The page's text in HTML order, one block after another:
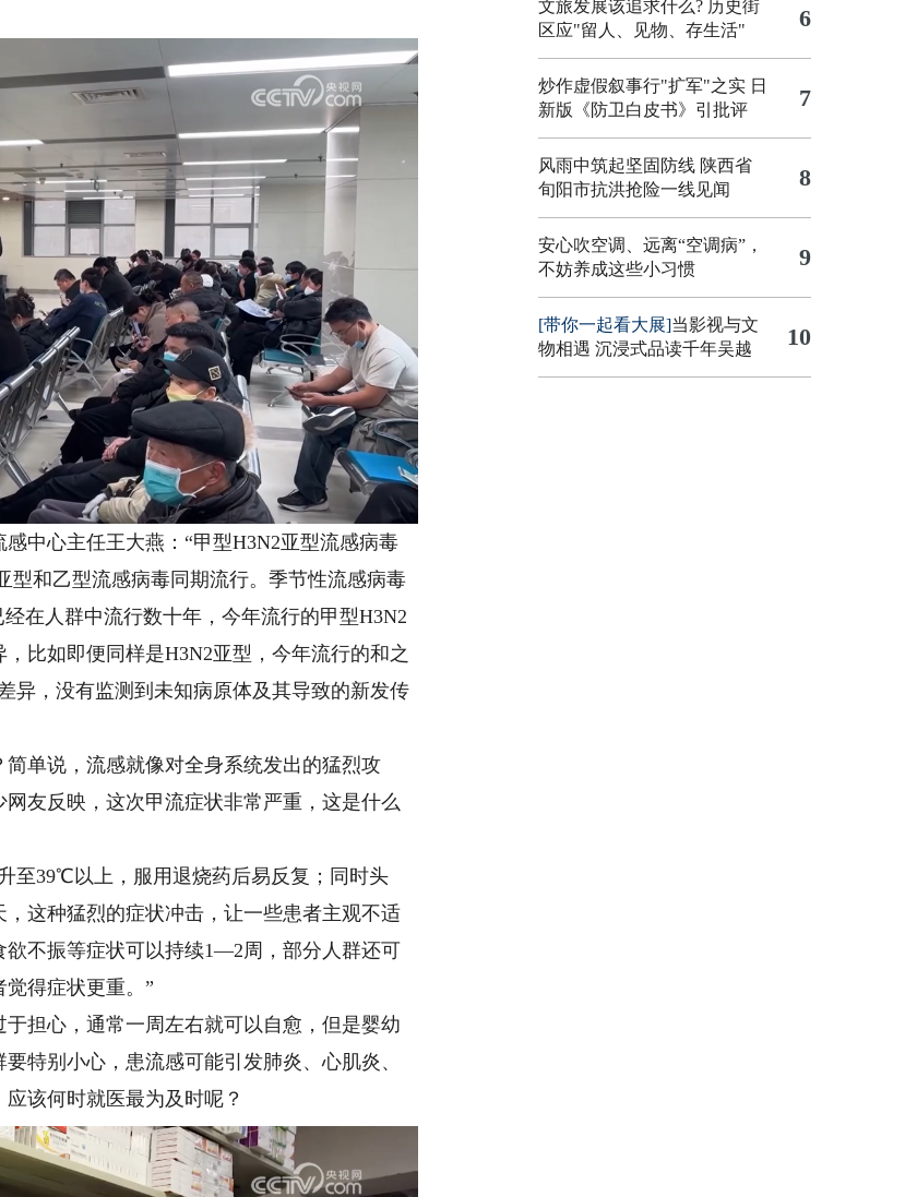
心主任王大燕：“甲型H3N2亚型流感病毒
型和乙型流感病毒同期流行。季节性流感病毒
在人群中流行数十年，今年流行的甲型H3N2
比如即便同样是H3N2亚型，今年流行的和之
异，没有监测到未知病原体及其导致的新发传
单说，流感就像对全身系统发出的猛烈攻
友反映，这次甲流症状非常严重，这是什么
39℃以上，服用退烧药后易反复；同时头
这种猛烈的症状冲击，让一些患者主观不适
不振等症状可以持续1—2周，部分人群还可
得症状更重。”
担心，通常一周左右就可以自愈，但是婴幼
特别小心，患流感可能引发肺炎、心肌炎、
该何时就医最为及时呢？
文旅发展该追求什么? 历史街
区应"留人、见物、存生活"
6
炒作虚假叙事行"扩军"之实 日
新版《防卫白皮书》引批评
7
风雨中筑起坚固防线 陕西省
旬阳市抗洪抢险一线见闻
8
安心吹空调、远离“空调病”，
不妨养成这些小习惯
9
[带你一起看大展]当影视与文
物相遇 沉浸式品读千年吴越
10